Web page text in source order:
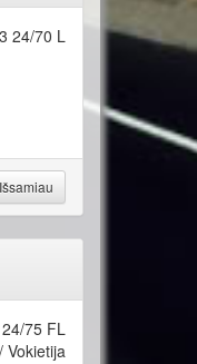
24/70 L
Išsamiau
75 FL
Vokietija